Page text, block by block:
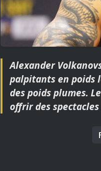
Alexander
palpitants en poids
des poids plumes.
offrir des